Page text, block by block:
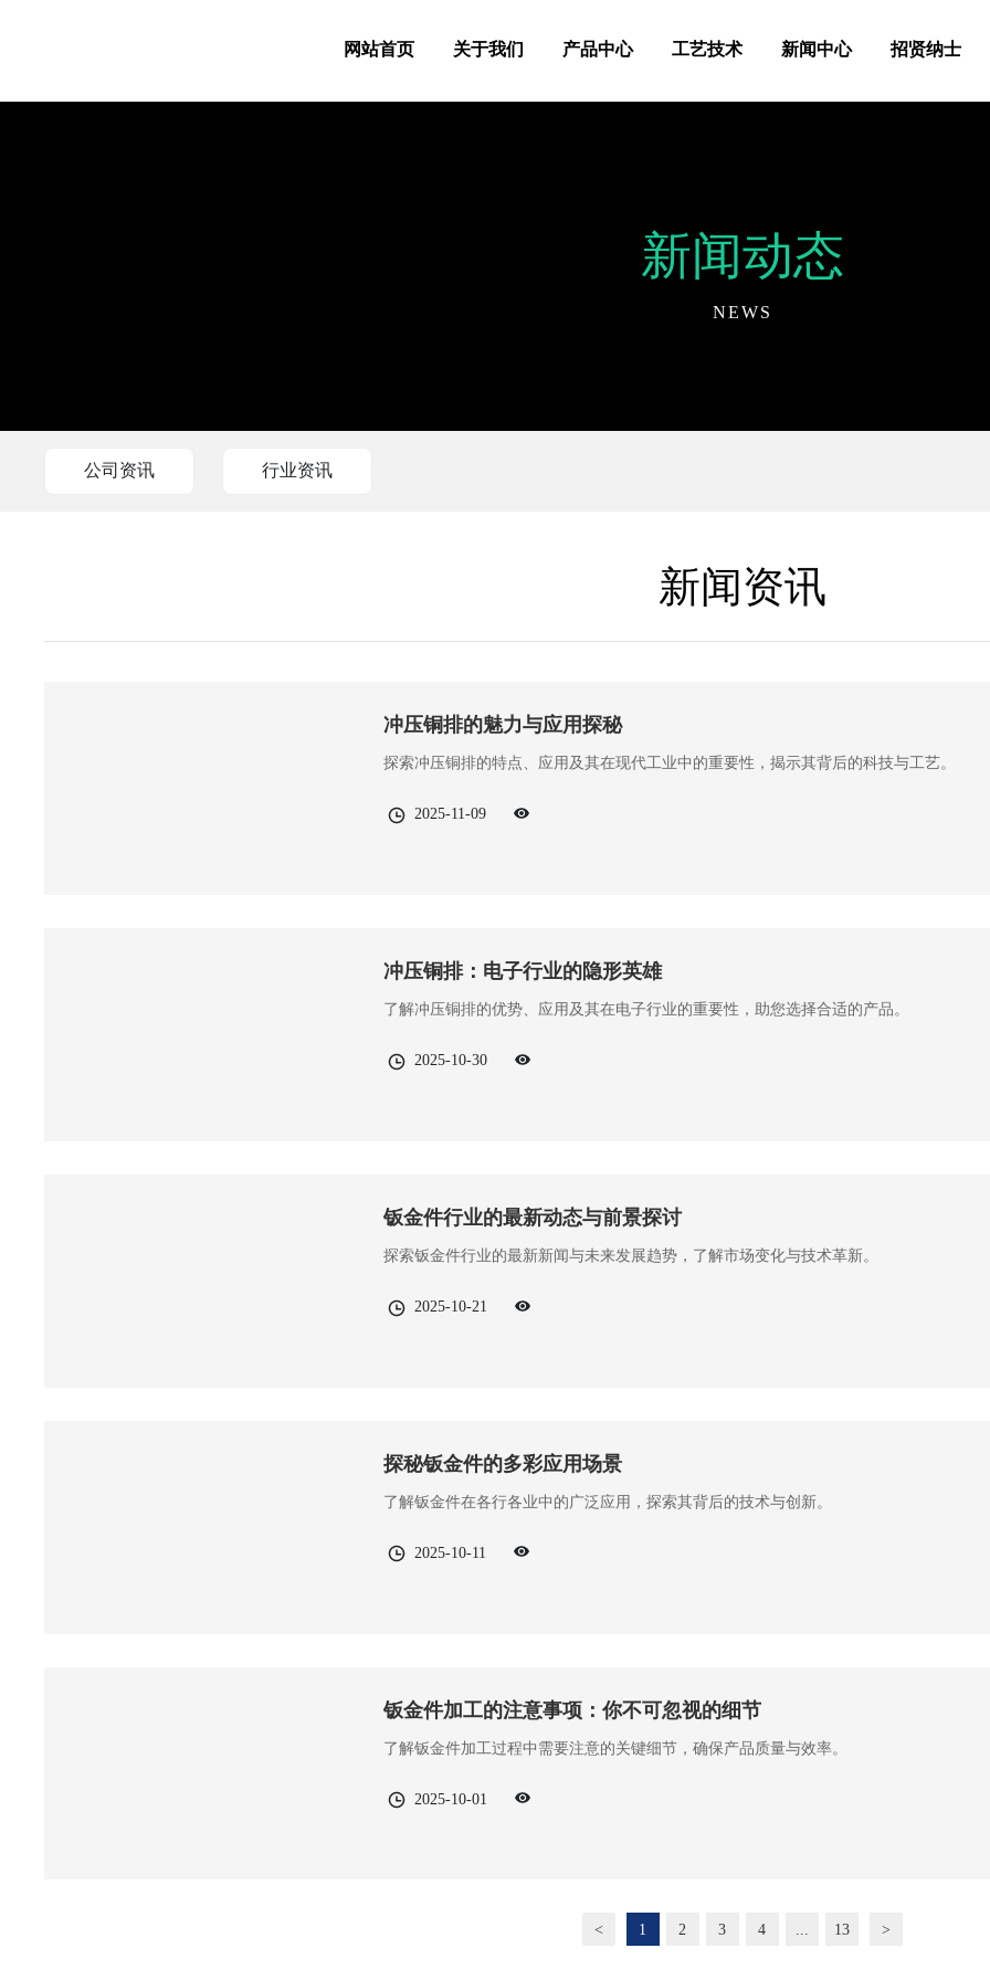
网站首页 关于我们 产品中心 工艺技术 新闻中心 招贤纳士
新闻动态
NEWS
公司资讯 行业资讯
新闻资讯
冲压铜排的魅力与应用探秘
探索冲压铜排的特点、应用及其在现代工业中的重要性，揭示其背后的科技与工艺。
2025-11-09
冲压铜排：电子行业的隐形英雄
了解冲压铜排的优势、应用及其在电子行业的重要性，助您选择合适的产品。
2025-10-30
钣金件行业的最新动态与前景探讨
探索钣金件行业的最新新闻与未来发展趋势，了解市场变化与技术革新。
2025-10-21
探秘钣金件的多彩应用场景
了解钣金件在各行各业中的广泛应用，探索其背后的技术与创新。
2025-10-11
钣金件加工的注意事项：你不可忽视的细节
了解钣金件加工过程中需要注意的关键细节，确保产品质量与效率。
2025-10-01
< 1 2 3 4 ... 13 >